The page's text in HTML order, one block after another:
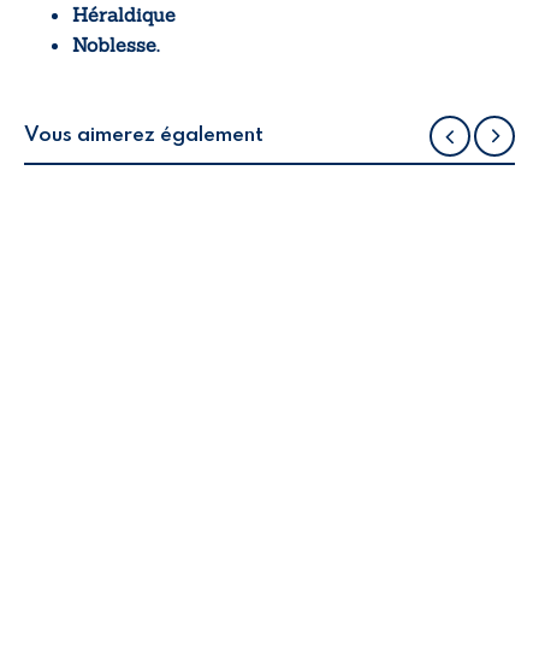
Héraldique
Noblesse.
Vous aimerez également